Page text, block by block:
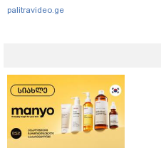
palitravideo.ge